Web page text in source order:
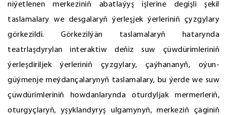
niýetlenen merkeziniň abatlaýyş işlerine degişli şekil
taslamalary we desgalaryň ýerleşjek ýerleriniň çyzgylary
görkezildi. Görkezilýän taslamalaryň hatarynda
teatrlaşdyrylan interaktiw deňiz suw çüwdürimleriniň
ýerleşdiriljek ýerleriniň çyzgylary, çaýhananyň, oýun-
güýmenje meýdançalarynyň taslamalary, bu ýerde we suw
çüwdürimleriniň howdanlarynda oturdyljak mermerleriň,
oturgyçlaryň, yşyklandyryş ulgamynyň, merkeziň çäginiň